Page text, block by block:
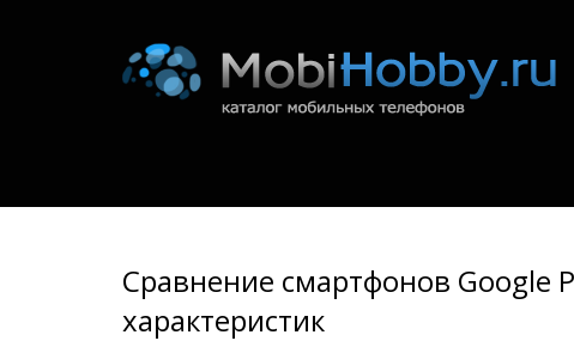
Сравнение смартфонов Google
характеристик